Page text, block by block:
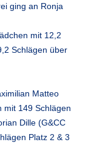
ging an Ronja
mit 12,2
Schlägen über
Matteo
mit 149 Schlägen
Dille (G&CC
Platz 2 & 3